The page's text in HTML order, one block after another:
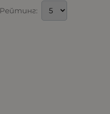
Рейтинг: